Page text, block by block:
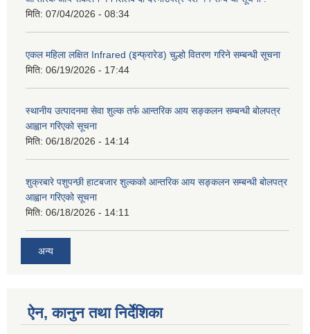
मिति: 07/04/2026 - 08:34
एकल महिला लक्षित Infrared (इन्फ्रारेड) चुल्हो वितरण गरिने सम्बन्धी सूचना
मिति: 06/19/2026 - 17:44
स्थानीय उत्पादनमा सेवा शुल्क तर्फ आन्तरिक आय सङ्कलन सम्बन्धी बोलपत्र
आह्वान गरिएको सूचना
मिति: 06/18/2026 - 14:14
शुक्रबारे पशुपन्छी हाटबजार शुल्कको आन्तरिक आय सङ्कलन सम्बन्धी बोलपत्र
आह्वान गरिएको सूचना
मिति: 06/18/2026 - 14:11
अन्य
ऐन, कानुन तथा निर्देशिका